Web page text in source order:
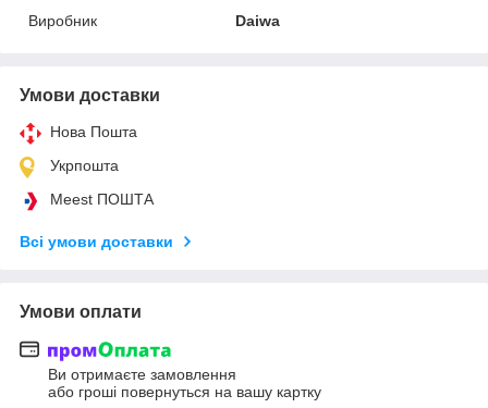
Виробник
Daiwa
Умови доставки
Нова Пошта
Укрпошта
Meest ПОШТА
Всі умови доставки
Умови оплати
Ви отримаєте замовлення
або гроші повернуться на вашу картку